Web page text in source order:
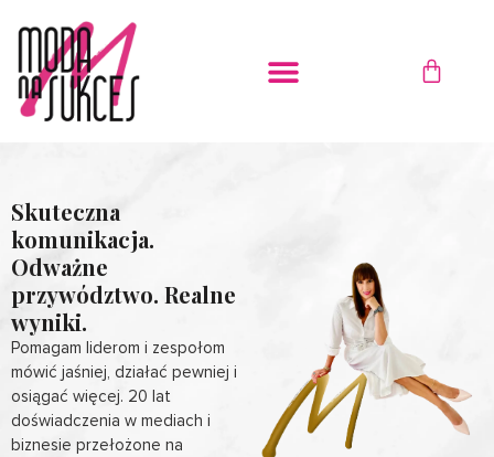
do
Skuteczna
komunikacja.
Odważne
przywództwo. Realne
wyniki.
Pomagam liderom i zespołom
mówić jaśniej, działać pewniej i
osiągać więcej. 20 lat
doświadczenia w mediach i
biznesie przełożone na